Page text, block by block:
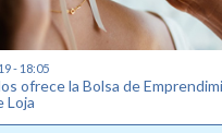
- 18:05
ofrece la Bolsa de
Loja